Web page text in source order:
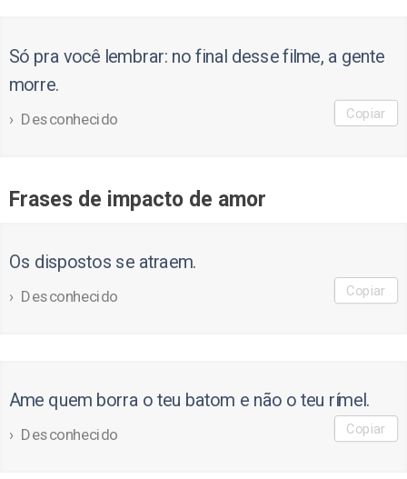
Só pra você lembrar: no final desse filme, a gente
morre.
Desconhecido Copiar
Frases de impacto de amor
Os dispostos se atraem.
Desconhecido Copiar
Ame quem borra o teu batom e não o teu rímel.
Desconhecido Copiar